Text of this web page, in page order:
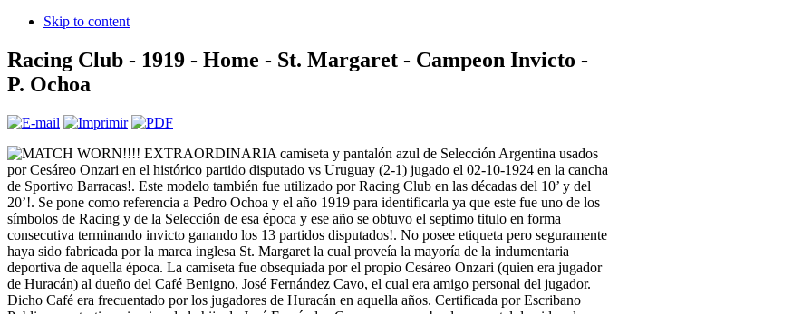
Skip to content
Racing Club - 1919 - Home - St. Margaret - Campeon Invicto -
P. Ochoa